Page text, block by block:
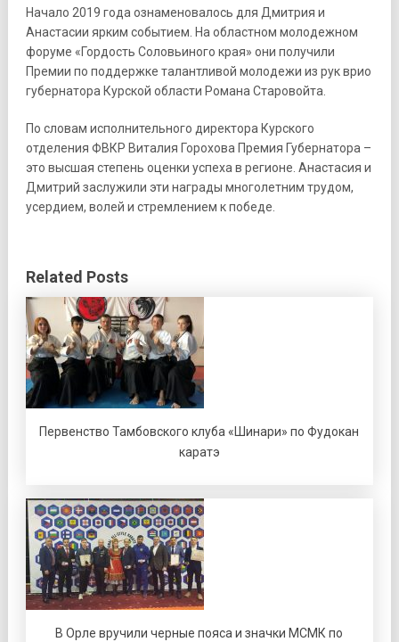
Начало 2019 года ознаменовалось для Дмитрия и
Анастасии ярким событием. На областном молодежном
форуме «Гордость Соловьиного края» они получили
Премии по поддержке талантливой молодежи из рук врио
губернатора Курской области Романа Старовойта.
По словам исполнительного директора Курского
отделения ФВКР Виталия Горохова Премия Губернатора –
это высшая степень оценки успеха в регионе. Анастасия и
Дмитрий заслужили эти награды многолетним трудом,
усердием, волей и стремлением к победе.
Related Posts
Первенство Тамбовского клуба «Шинари» по Фудокан
каратэ
В Орле вручили черные пояса и значки МСМК по